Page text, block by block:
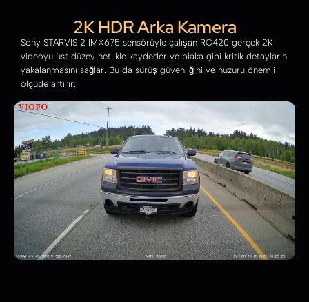
2K HDR Arka Kamera
Sony STARVIS 2 IMX675 sensörüyle çalışan RC420 gerçek 2K
videoyu üst düzey netlikle kaydeder ve plaka gibi kritik detayların
yakalanmasını sağlar. Bu da sürüş güvenliğini ve huzuru önemli
ölçüde artırır.